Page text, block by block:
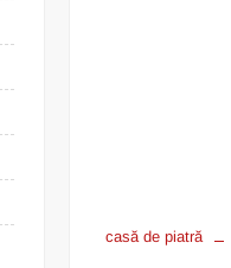
casă de piatră